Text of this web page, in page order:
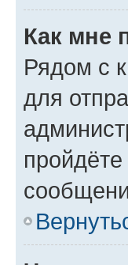
Как мне
Рядом с
для